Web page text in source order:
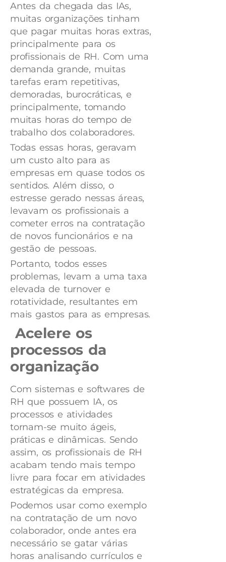
Antes da chegada das IAs,
muitas organizações tinham
que pagar muitas horas extras,
principalmente para os
profissionais de RH. Com uma
demanda grande, muitas
tarefas eram repetitivas,
demoradas, burocráticas, e
principalmente, tomando
muitas horas do tempo de
trabalho dos colaboradores.
Todas essas horas, geravam
um custo alto para as
empresas em quase todos os
sentidos. Além disso, o
estresse gerado nessas áreas,
levavam os profissionais a
cometer erros na contratação
de novos funcionários e na
gestão de pessoas.
Portanto, todos esses
problemas, levam a uma taxa
elevada de turnover e
rotatividade, resultantes em
mais gastos para as empresas.
Acelere os
processos da
organização
Com sistemas e softwares de
RH que possuem IA, os
processos e atividades
tornam-se muito ágeis,
práticas e dinâmicas. Sendo
assim, os profissionais de RH
acabam tendo mais tempo
livre para focar em atividades
estratégicas da empresa.
Podemos usar como exemplo
na contratação de um novo
colaborador, onde antes era
necessário se gatar várias
horas analisando currículos e